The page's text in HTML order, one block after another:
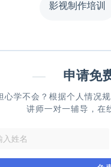
影视制作培训
— 申请免
心学不会？根据个人情况
讲师一对一辅导，在